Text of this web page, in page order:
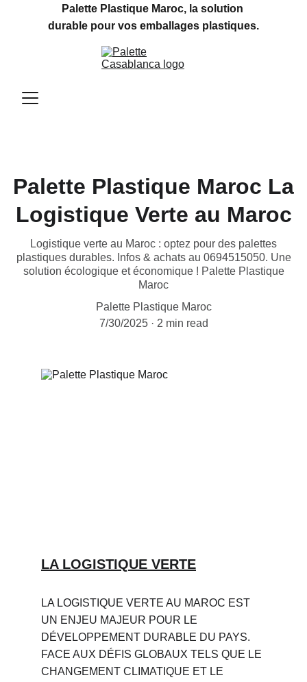
Palette Plastique Maroc, la solution
durable pour vos emballages plastiques.
Palette Plastique Maroc La
Logistique Verte au Maroc
Logistique verte au Maroc : optez pour des palettes
plastiques durables. Infos & achats au 0694515050. Une
solution écologique et économique ! Palette Plastique
Maroc
Palette Plastique Maroc
7/30/2025
2 min read
LA LOGISTIQUE VERTE
LA LOGISTIQUE VERTE AU MAROC EST
UN ENJEU MAJEUR POUR LE
DÉVELOPPEMENT DURABLE DU PAYS.
FACE AUX DÉFIS GLOBAUX TELS QUE LE
CHANGEMENT CLIMATIQUE ET LE